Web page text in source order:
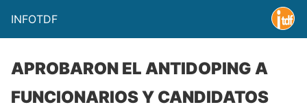
INFOTDF
APROBARON EL ANTIDOPING A
FUNCIONARIOS Y CANDIDATOS